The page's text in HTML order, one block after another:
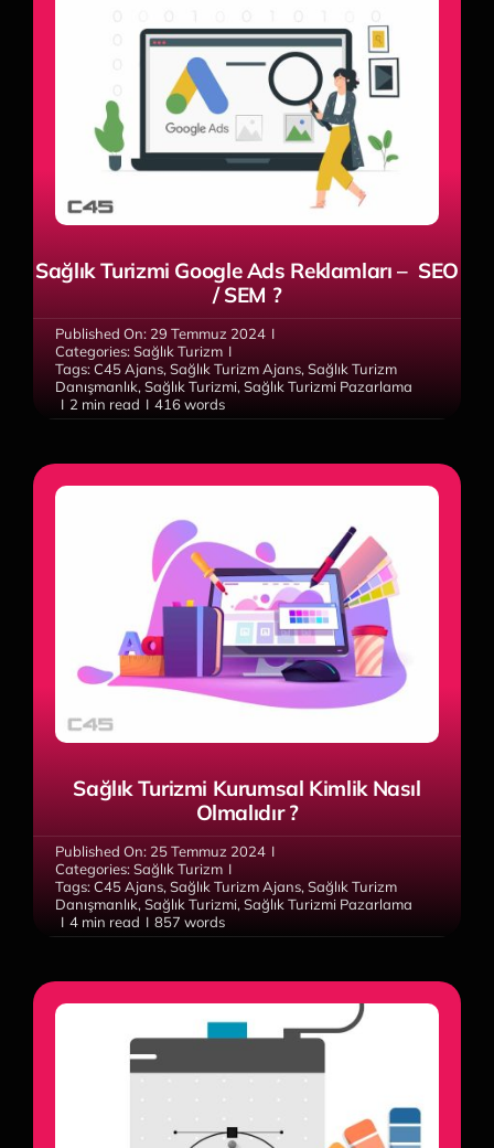
Sağlık Turizmi Google Ads Reklamları – SEO
/ SEM ?
Published On: 29 Temmuz 2024 I
Categories:Sağlık Turizm I
Tags:C45 Ajans,Sağlık Turizm Ajans,Sağlık Turizm
Danışmanlık,Sağlık Turizmi,Sağlık Turizmi Pazarlama
I 2 min read I 416 words
Sağlık Turizmi Kurumsal Kimlik Nasıl
Olmalıdır ?
Published On: 25 Temmuz 2024 I
Categories:Sağlık Turizm I
Tags:C45 Ajans, Sağlık Turizm Ajans, Sağlık Turizm
Danışmanlık, Sağlık Turizmi, Sağlık Turizmi Pazarlama
I 4 min read I 857 words